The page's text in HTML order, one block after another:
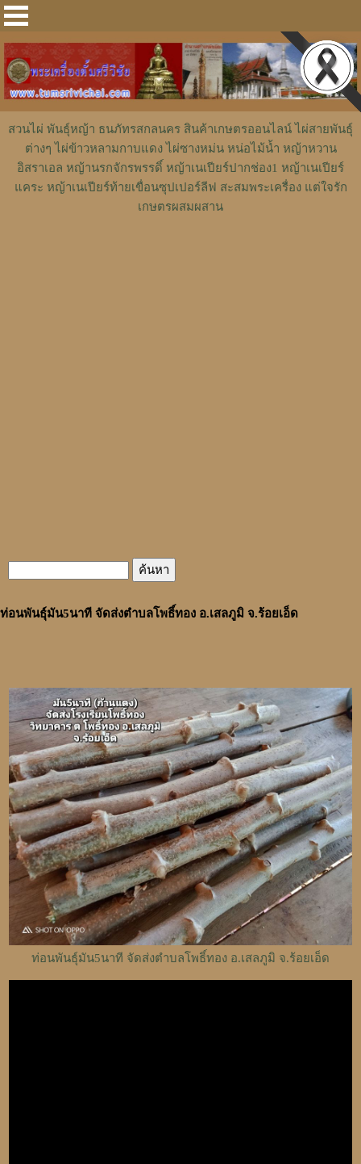
สวนไผ่ พันธุ์หญ้า ธนภัทรสกลนคร สินค้าเกษตรออนไลน์ ไผ่สายพันธุ์
ต่างๆ ไผ่ข้าวหลามกาบแดง ไผ่ซางหม่น หน่อไม้น้ำ หญ้าหวาน
อิสราเอล หญ้านรกจักรพรรดิ์ หญ้าเนเปียร์ปากช่อง1 หญ้าเนเปียร์
แคระ หญ้าเนเปียร์ท้ายเขื่อนซุปเปอร์ลีฟ สะสมพระเครื่อง แต่ใจรัก
เกษตรผสมผสาน
ท่อนพันธุ์มัน5นาที จัดส่งตำบลโพธิ์ทอง อ.เสลภูมิ จ.ร้อยเอ็ด
ท่อนพันธุ์มัน5นาที จัดส่งตำบลโพธิ์ทอง อ.เสลภูมิ จ.ร้อยเอ็ด